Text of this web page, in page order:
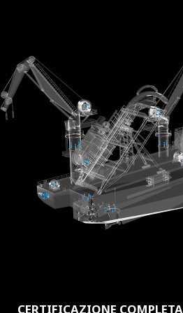
CERTIFICAZIONE COMPLETA